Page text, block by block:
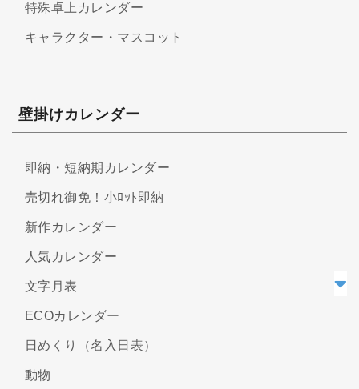
特殊卓上カレンダー
キャラクター・マスコット
壁掛けカレンダー
即納・短納期カレンダー
売切れ御免！小ﾛｯﾄ即納
新作カレンダー
人気カレンダー
文字月表
ECOカレンダー
日めくり（名入日表）
動物